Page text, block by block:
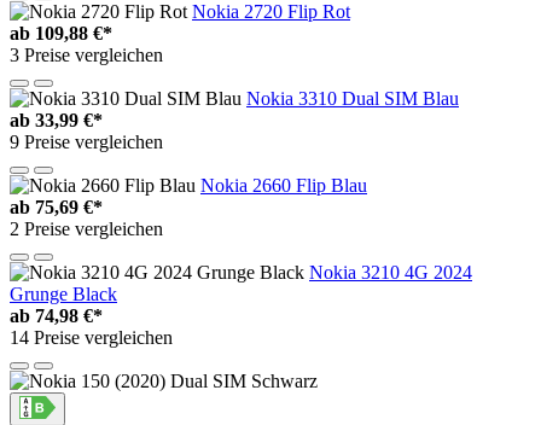
Nokia 2720 Flip Rot
ab 109,88 €*
3 Preise vergleichen
Nokia 3310 Dual SIM Blau
ab 33,99 €*
9 Preise vergleichen
Nokia 2660 Flip Blau
ab 75,69 €*
2 Preise vergleichen
Nokia 3210 4G 2024
Grunge Black
ab 74,98 €*
14 Preise vergleichen